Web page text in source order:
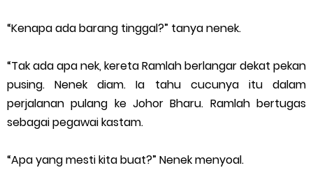
“Kenapa ada barang tinggal?” tanya nenek.
“Tak ada apa nek, kereta Ramlah berlangar dekat pekan
pusing. Nenek diam. Ia tahu cucunya itu dalam
perjalanan pulang ke Johor Bharu. Ramlah bertugas
sebagai pegawai kastam.
“Apa yang mesti kita buat?” Nenek menyoal.